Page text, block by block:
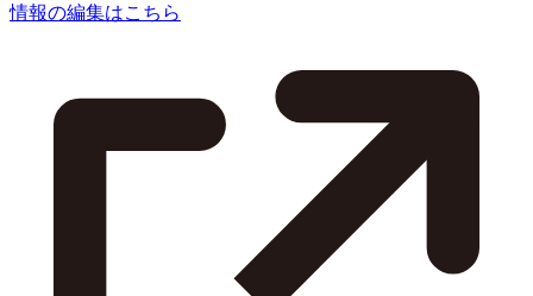
情報の編集はこちら